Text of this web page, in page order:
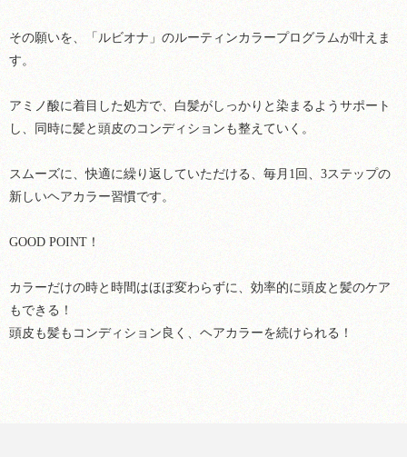
その願いを、「ルビオナ」のルーティンカラープログラムが叶えま
す。
アミノ酸に着目した処方で、白髪がしっかりと染まるようサポート
し、
同時に髪と頭皮のコンディションも整えていく。
スムーズに、快適に繰り返していただける、 毎月1回、3ステップの
新しいヘアカラー習慣です。
GOOD POINT！
カラーだけの時と時間はほぼ変わらずに、効率的に頭皮と髪のケア
もできる！
頭皮も髪もコンディション良く、ヘアカラーを続けられる！